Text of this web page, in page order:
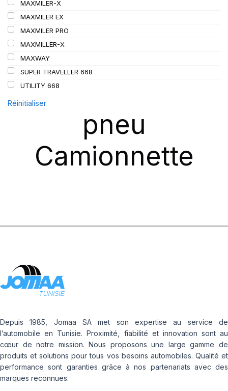
MAXMILER-X
MAXMILER EX
MAXMILER PRO
MAXMILLER-X
MAXWAY
SUPER TRAVELLER 668
UTILITY 668
Réinitialiser
pneu
Camionnette
Depuis 1985, Jomaa SA met son expertise au service de
l’automobile en Tunisie. Proximité, fiabilité et innovation sont au
cœur de notre mission. Nous proposons une large gamme de
produits et solutions pour tous vos besoins automobiles. Qualité et
performance sont garanties grâce à nos partenariats avec des
marques reconnues.